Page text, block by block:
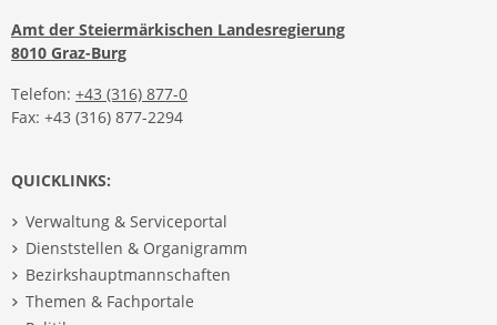
Amt der Steiermärkischen Landesregierung
8010 Graz-Burg
Telefon: +43 (316) 877-0
Fax: +43 (316) 877-2294
QUICKLINKS:
Verwaltung & Serviceportal
Dienststellen & Organigramm
Bezirkshauptmannschaften
Themen & Fachportale